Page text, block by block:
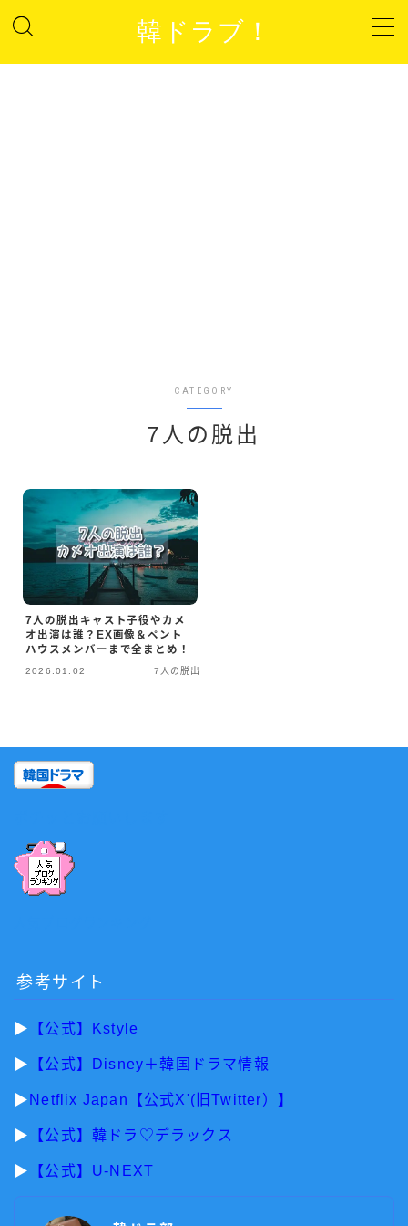
韓ドラブ！
MENU
CATEGORY
7人の脱出
7人の脱出キャスト子役やカメ
オ出演は誰？EX画像＆ペント
ハウスメンバーまで全まとめ！
2026.01.02 7人の脱出
参考サイト
▶︎ 【公式】Kstyle
▶︎ 【公式】Disney＋韓国ドラマ情報
▶︎ Netflix Japan【公式X'(旧Twitter）】
▶︎ 【公式】韓ドラ♡デラックス
▶︎ 【公式】U-NEXT